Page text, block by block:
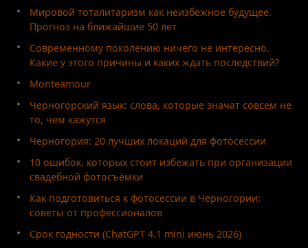
Мировой тоталитаризм как неизбежное будущее.
Прогноз на ближайшие 50 лет
Современному поколению ничего не интересно.
Какие у этого причины и каких ждать последствий?
Monteamour
Черногорский язык: слова, которые значат совсем не
то, чем кажутся
Черногория: 20 лучших локаций для фотосессии
10 ошибок, которых стоит избежать при организации
свадебной фотосъёмки
Как подготовиться к фотосессии в Черногории:
советы от профессионалов
Срок годности (ChatGPT 4.1 mini июнь 2026)